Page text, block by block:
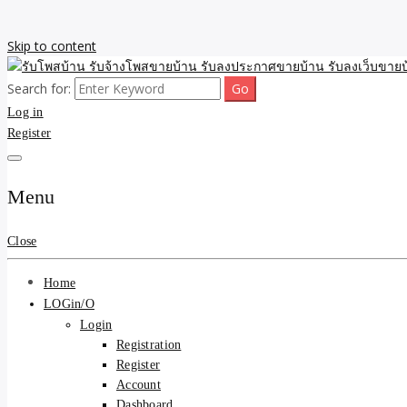
Skip to content
รับโพสบ้าน รับจ้างโพสขา
รับโพสบ้าน ที่ดิน SEOขายบ้
รับจ้างโพสขายบ้าน รับลงเว็บขายบ้าน รับโพสบ้าน รับลงประกาศขายบ้
Search for:
Log in
Register
Menu
Close
Home
LOGin/O
Login
Registration
Register
Account